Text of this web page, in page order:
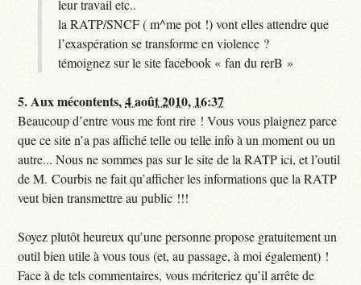
leur travail etc..
la RATP/SNCF ( m^me pot !) vont elles attendre que
l’exaspération se transforme en violence ?
témoignez sur le site facebook « fan du rerB »
5.Aux mécontents,4 août 2010, 16:37
Beaucoup d’entre vous me font rire ! Vous vous plaignez parce
que ce site n’a pas affiché telle ou telle info à un moment ou un
autre... Nous ne sommes pas sur le site de la RATP ici, et l’outil
de M. Courbis ne fait qu’afficher les informations que la RATP
veut bien transmettre au public !!!
Soyez plutôt heureux qu’une personne propose gratuitement un
outil bien utile à vous tous (et, au passage, à moi également) !
Face à de tels commentaires, vous mériteriez qu’il arrête de